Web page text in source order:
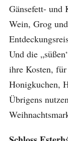
Gänsefett- und
Wein, Grog
Und die
ihre Kosten,
Honigkuchen,
Übrigens